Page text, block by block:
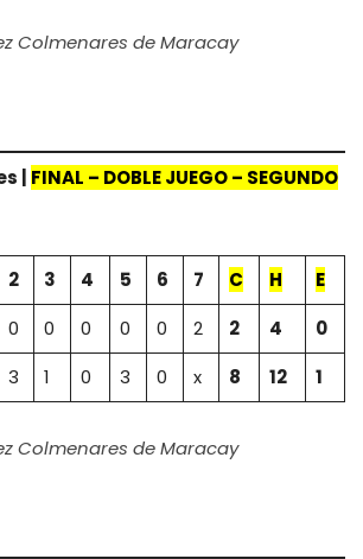
Colmenares de Maracay
| FINAL – DOBLE JUEGO – SEGUNDO
2 3 4 5 6 7 C H
E
0 0 0 0 0 2 2 4
0
3 1 0 3 0 x 8 12 1
Colmenares de Maracay